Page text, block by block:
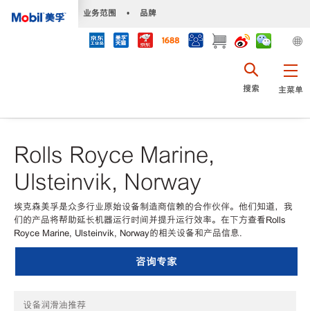
业务范围 • 品牌
主菜单
搜索
Rolls Royce Marine,
Ulsteinvik, Norway
埃克森美孚是众多行业原始设备制造商信赖的合作伙伴。他们知道，我
们的产品将帮助延长机器运行时间并提升运行效率。在下方查看Rolls
Royce Marine, Ulsteinvik, Norway的相关设备和产品信息.
咨询专家
设备润滑油推荐